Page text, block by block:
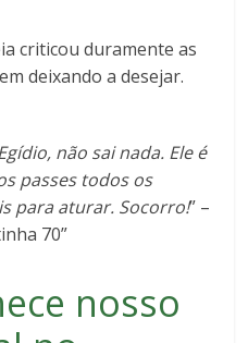
criticou duramente as
deixando a desejar.
não sai nada. Ele é
passes todos os
para aturar. Socorro!” –
70”
nosso